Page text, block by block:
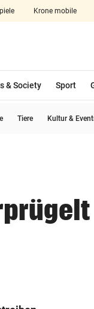
Krone mobile
aufklappen
& Society Sport
Tiere Kultur &